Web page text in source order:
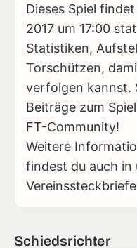
Dieses Spiel
2017 um 17:00
Statistiken,
Torschützen,
verfolgen kannst.
Beiträge zum
FT-Community!
Weitere
findest du auch in
Schiedsrichter